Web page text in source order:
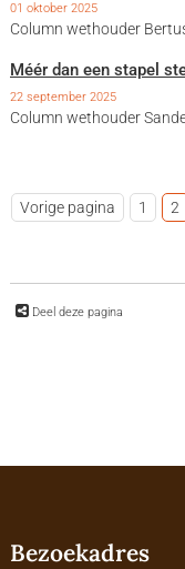
01 oktober 2025
Column wethouder
Méér dan een stapel
22 september 2025
Column wethouder
Vorige pagina 1 2
Deel deze pagina
Bezoekadres